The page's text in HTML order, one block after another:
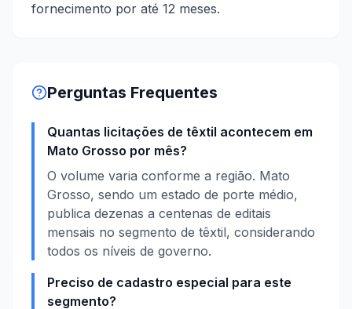
fornecimento por até 12 meses.
Perguntas Frequentes
Quantas licitações de têxtil acontecem em
Mato Grosso por mês?
O volume varia conforme a região. Mato
Grosso, sendo um estado de porte médio,
publica dezenas a centenas de editais
mensais no segmento de têxtil, considerando
todos os níveis de governo.
Preciso de cadastro especial para este
segmento?